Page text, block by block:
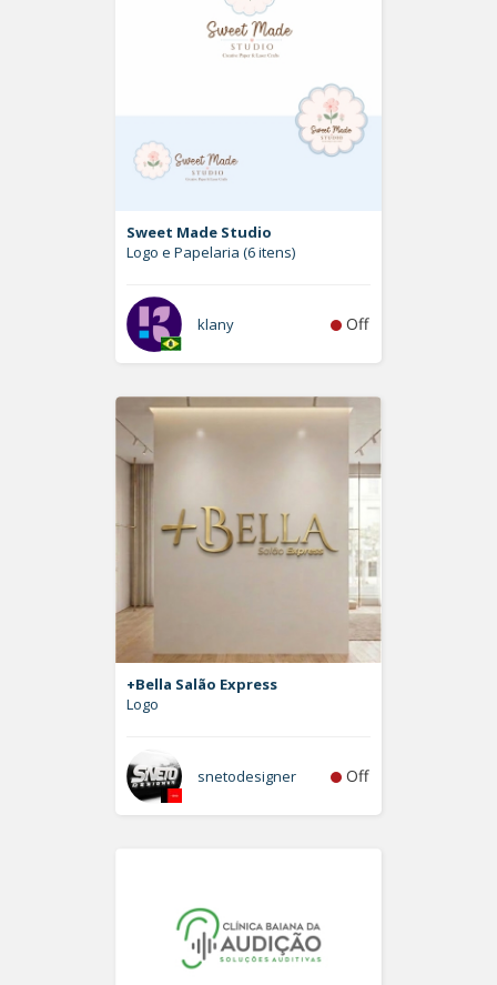
Sweet Made Studio
Logo e Papelaria (6 itens)
klany Off
+Bella Salão Express
Logo
snetodesigner Off